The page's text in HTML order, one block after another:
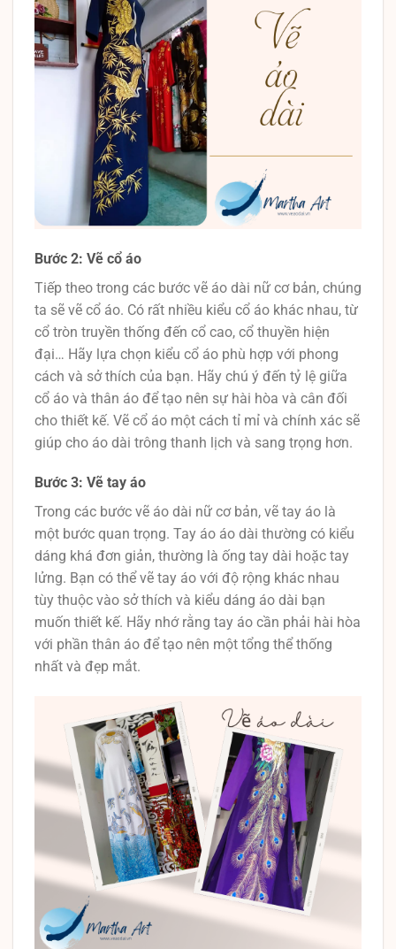
Bước 2: Vẽ cổ áo
Tiếp theo trong các bước vẽ áo dài nữ cơ bản, chúng
ta sẽ vẽ cổ áo. Có rất nhiều kiểu cổ áo khác nhau, từ
cổ tròn truyền thống đến cổ cao, cổ thuyền hiện
đại… Hãy lựa chọn kiểu cổ áo phù hợp với phong
cách và sở thích của bạn. Hãy chú ý đến tỷ lệ giữa
cổ áo và thân áo để tạo nên sự hài hòa và cân đối
cho thiết kế. Vẽ cổ áo một cách tỉ mỉ và chính xác sẽ
giúp cho áo dài trông thanh lịch và sang trọng hơn.
Bước 3: Vẽ tay áo
Trong các bước vẽ áo dài nữ cơ bản, vẽ tay áo là
một bước quan trọng. Tay áo áo dài thường có kiểu
dáng khá đơn giản, thường là ống tay dài hoặc tay
lửng. Bạn có thể vẽ tay áo với độ rộng khác nhau
tùy thuộc vào sở thích và kiểu dáng áo dài bạn
muốn thiết kế. Hãy nhớ rằng tay áo cần phải hài hòa
với phần thân áo để tạo nên một tổng thể thống
nhất và đẹp mắt.